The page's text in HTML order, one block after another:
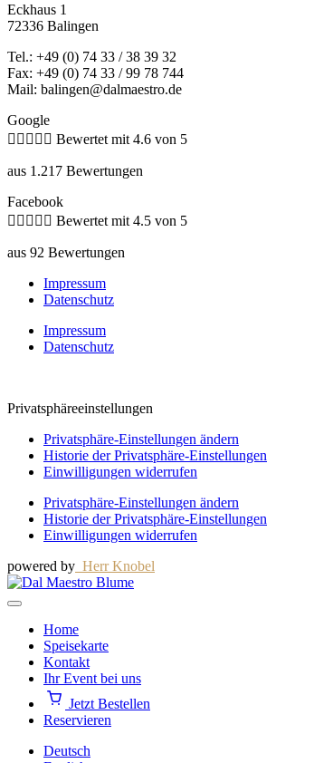
Eckhaus 1
72336 Balingen
Tel.: +49 (0) 74 33 / 38 39 32
Fax: +49 (0) 74 33 / 99 78 744
Mail: balingen@dalmaestro.de
Google
     Bewertet mit 4.6 von 5
aus 1.217 Bewertungen
Facebook
     Bewertet mit 4.5 von 5
aus 92 Bewertungen
Impressum
Datenschutz
Impressum
Datenschutz
Privatsphäreeinstellungen
Privatsphäre-Einstellungen ändern
Historie der Privatsphäre-Einstellungen
Einwilligungen widerrufen
Privatsphäre-Einstellungen ändern
Historie der Privatsphäre-Einstellungen
Einwilligungen widerrufen
powered by Herr Knobel
Home
Speisekarte
Kontakt
Ihr Event bei uns
Jetzt Bestellen
Reservieren
Deutsch